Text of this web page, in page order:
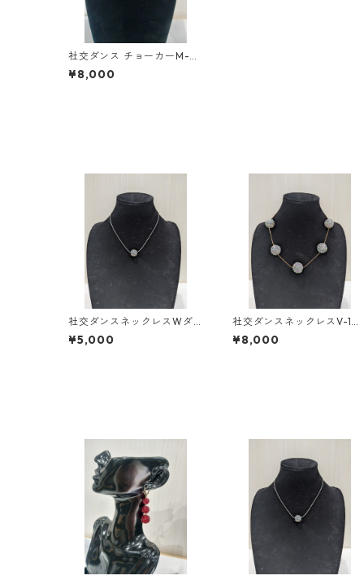
社交ダンス チョーカーM-4
4ダンスアクセサリー ベリ
ーダンス ブライダル アクセ
¥8,000
社交ダンスネックレスWダ
ンスアクセサリーベリーダ
ンスブライダルアクセサリ
¥5,000
社交ダンスネックレスV-1ダ
ンスアクセサリーベリーダ
ンスブライダルアクセサリ
¥8,000